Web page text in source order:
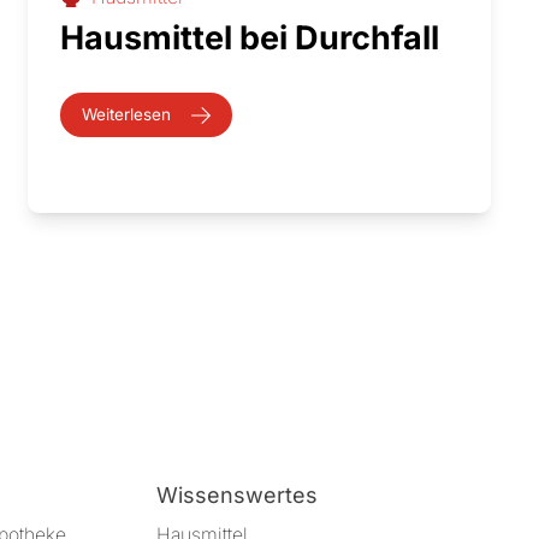
Hausmittel bei Durchfall
Weiterlesen
Wissenswertes